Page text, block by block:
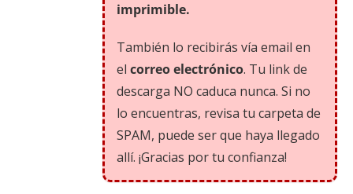
imprimible.
También lo recibirás vía email en
elcorreo electrónico. Tu link de
descarga NO caduca nunca. Si no
lo encuentras, revisa tu carpeta de
SPAM, puede ser que haya llegado
allí. ¡Gracias por tu confianza!